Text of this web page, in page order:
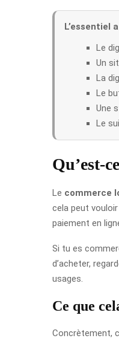
L’essentiel
Le
Un
La
Le
Une
Le
Qu’est-
Le commerce
cela peut
paiement en
Si tu es
d’acheter,
usages.
Ce que
Concrètement,